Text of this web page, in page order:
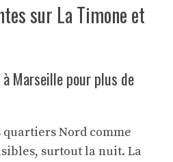
sur La Timone et
Marseille pour plus de
quartiers Nord comme
surtout la nuit. La